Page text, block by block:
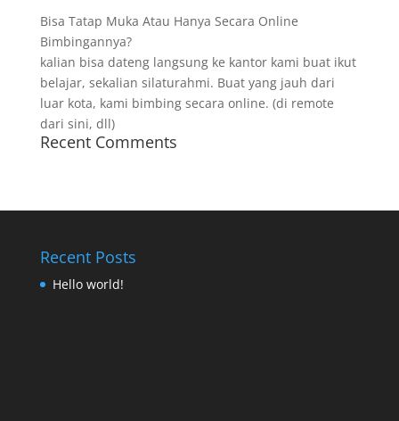
Bisa Tatap Muka Atau Hanya Secara Online
Bimbingannya?
kalian bisa dateng langsung ke kantor kami buat ikut
belajar, sekalian silaturahmi. Buat yang jauh dari
luar kota, kami bimbing secara online. (di remote
dari sini, dll)
Recent Comments
Recent Posts
Hello world!